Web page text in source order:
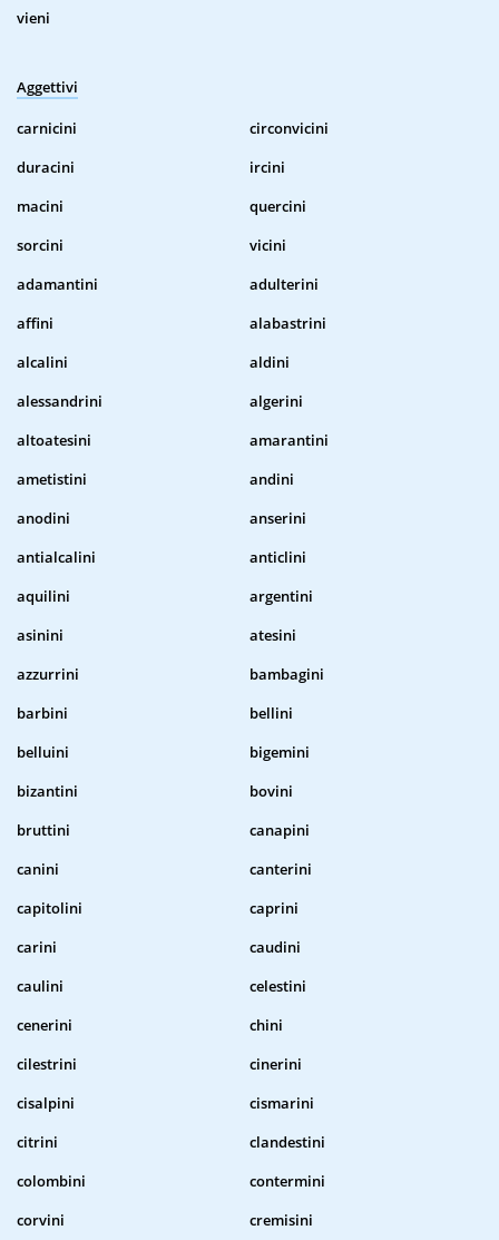
vieni
Aggettivi
carnicini
circonvicini
duracini
ircini
macini
quercini
sorcini
vicini
adamantini
adulterini
affini
alabastrini
alcalini
aldini
alessandrini
algerini
altoatesini
amarantini
ametistini
andini
anodini
anserini
antialcalini
anticlini
aquilini
argentini
asinini
atesini
azzurrini
bambagini
barbini
bellini
belluini
bigemini
bizantini
bovini
bruttini
canapini
canini
canterini
capitolini
caprini
carini
caudini
caulini
celestini
cenerini
chini
cilestrini
cinerini
cisalpini
cismarini
citrini
clandestini
colombini
contermini
corvini
cremisini